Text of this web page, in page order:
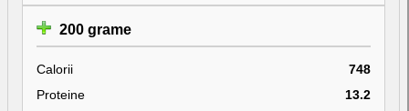
200 grame
Calorii
748
Proteine
13.2